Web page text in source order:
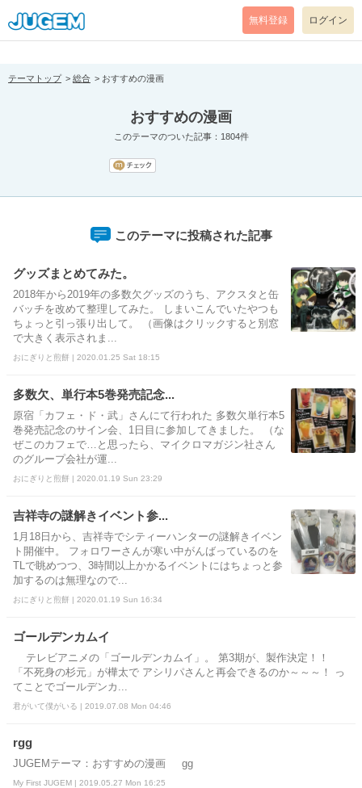
[pear_error: message="Success" code=0 mode=return level=notice
prefix="" info=""]
無料登録 ログイン
テーマトップ 総合 おすすめの漫画
おすすめの漫画
このテーマのついた記事：1804件
このテーマに投稿された記事
グッズまとめてみた。
2018年から2019年の多数欠グッズのうち、アクスタと缶
バッチを改めて整理してみた。 しまいこんでいたやつも
ちょっと引っ張り出して。 （画像はクリックすると別窓
で大きく表示されま...
おにぎりと煎餅 | 2020.01.25 Sat 18:15
多数欠、単行本5巻発売記念...
原宿「カフェ・ド・武」さんにて行われた 多数欠単行本5
巻発売記念のサイン会、1日目に参加してきました。 （な
ぜこのカフェで…と思ったら、マイクロマガジン社さん
のグループ会社が運...
おにぎりと煎餅 | 2020.01.19 Sun 23:29
吉祥寺の謎解きイベント参...
1月18日から、吉祥寺でシティーハンターの謎解きイベン
ト開催中。 フォロワーさんが寒い中がんばっているのを
TLで眺めつつ、3時間以上かかるイベントにはちょっと参
加するのは無理なので...
おにぎりと煎餅 | 2020.01.19 Sun 16:34
ゴールデンカムイ
テレビアニメの「ゴールデンカムイ」。 第3期が、製作決定！！
「不死身の杉元」が樺太で アシリパさんと再会できるのか～～～！ っ
てことでゴールデンカ...
君がいて僕がいる | 2019.07.08 Mon 04:46
rgg
JUGEMテーマ：おすすめの漫画 gg
My First JUGEM | 2019.05.27 Mon 16:25